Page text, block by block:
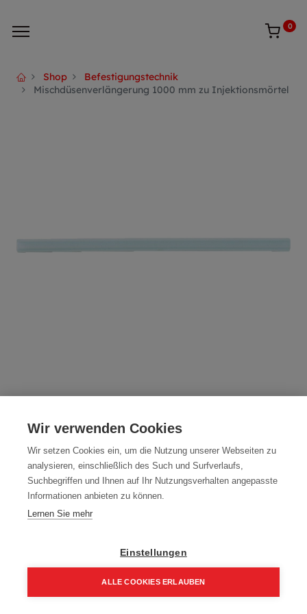
0
Shop
Befestigungstechnik
Mischdüsenverlängerung 1000 mm zu Injektionsmörtel
Injektionsmörtel
Artikelnummer:70165
2,79€ 3,72€
3,35 € inkl. Mwst
2,79 € / Stk.
In den Einkaufskorb
Wir verwenden Cookies
Wir setzen Cookies ein, um die Nutzung unserer Webseiten zu
analysieren, einschließlich des Such und Surfverlaufs,
Suchbegriffen und Ihnen auf Ihr Nutzungsverhalten angepasste
Informationen anbieten zu können.
Lernen Sie mehr
Einstellungen
ALLE COOKIES ERLAUBEN